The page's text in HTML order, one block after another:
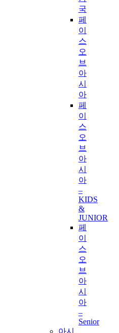
국
페
이
스
오
브
아
시
아
페
이
스
오
브
아
시
아
–
KIDS
&
JUNIOR
페
이
스
오
브
아
시
아
–
Senior
아시